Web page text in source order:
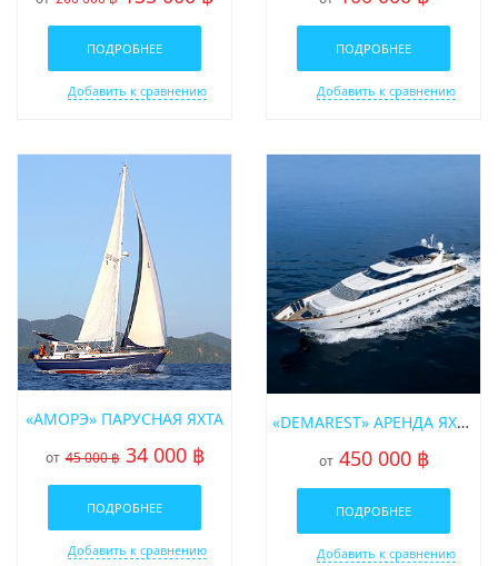
ПОДРОБНЕЕ
Добавить к сравнению
ПОДРОБНЕЕ
Добавить к сравнению
«АМОРЭ» ПАРУСНАЯ ЯХТА
от 45 000 ฿ 34 000 ฿
ПОДРОБНЕЕ
Добавить к сравнению
«DEMAREST» АРЕНДА ЯХТЫ НА ПХУКЕТЕ
от 450 000 ฿
ПОДРОБНЕЕ
Добавить к сравнению